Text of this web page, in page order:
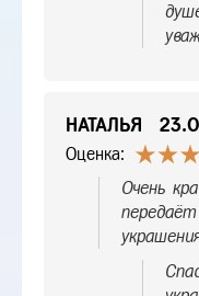
НАТАЛЬЯ
Оценка:
Очень